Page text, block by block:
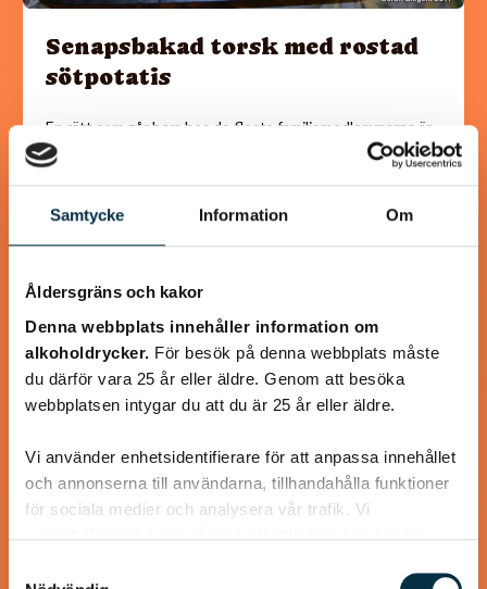
Samtycke Information Om
Åldersgräns och kakor
Denna webbplats innehåller information om
alkoholdrycker. För besök på denna webbplats måste
du därför vara 25 år eller äldre. Genom att besöka
webbplatsen intygar du att du är 25 år eller äldre.
Vi använder enhetsidentifierare för att anpassa innehållet
och annonserna till användarna, tillhandahålla funktioner
för sociala medier och analysera vår trafik. Vi
Senapsbakad torsk med rostad
sötpotatis
En rätt som går hem hos de flesta familjemedlemmarna är
denna, senapsbakade torsk med rostad sötpotatis.